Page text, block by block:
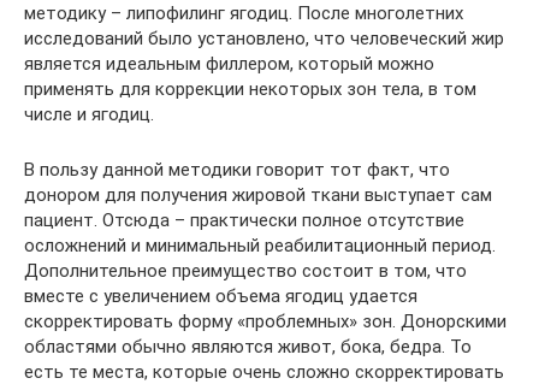
методику – липофилинг ягодиц. После многолетних
исследований было установлено, что человеческий жир
является идеальным филлером, который можно
применять для коррекции некоторых зон тела, в том
числе и ягодиц.
В пользу данной методики говорит тот факт, что
донором для получения жировой ткани выступает сам
пациент. Отсюда – практически полное отсутствие
осложнений и минимальный реабилитационный период.
Дополнительное преимущество состоит в том, что
вместе с увеличением объема ягодиц удается
скорректировать форму «проблемных» зон. Донорскими
областями обычно являются живот, бока, бедра. То
есть те места, которые очень сложно скорректировать